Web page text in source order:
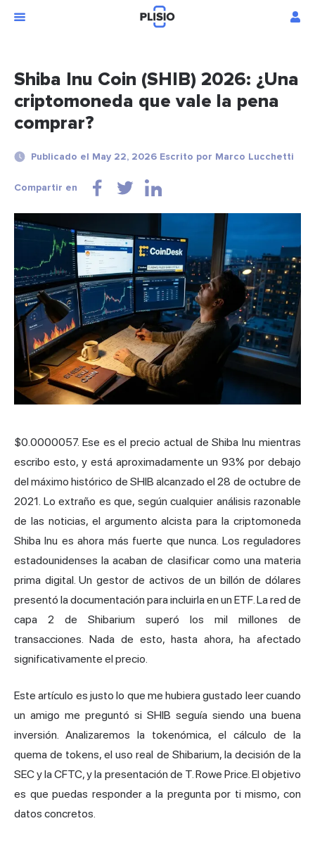
Shiba Inu Coin (SHIB) 2026: ¿Una
criptomoneda que vale la pena
comprar?
Publicado el May 22, 2026 Escrito por Marco Lucchetti
Compartir en
$0.0000057. Ese es el precio actual deShiba Inu mientras
escribo esto, y está aproximadamente un 93% por debajo
del máximo histórico de SHIB alcanzado el 28 de octubre de
2021. Lo extraño es que, según cualquier análisis razonable
de las noticias, el argumento alcista para la criptomoneda
Shiba Inu es ahora más fuerte que nunca. Los reguladores
estadounidenses la acaban de clasificar como una materia
prima digital. Un gestor de activos de un billón de dólares
presentó la documentación para incluirla en un ETF. La red de
capa 2 de Shibarium superó los mil millones de
transacciones. Nada de esto, hasta ahora, ha afectado
significativamente el precio.
Este artículo es justo lo que me hubiera gustado leer cuando
un amigo me preguntó si SHIB seguía siendo una buena
inversión. Analizaremos la tokenómica, el cálculo de la
quema de tokens, el uso real de Shibarium, la decisión de la
SEC y la CFTC, y la presentación de T. Rowe Price. El objetivo
es que puedas responder a la pregunta por ti mismo, con
datos concretos.